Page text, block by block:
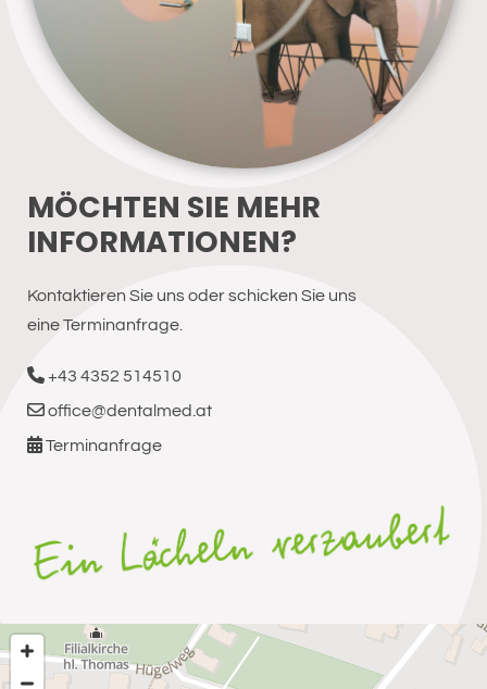
MÖCHTEN SIE MEHR
INFORMATIONEN?
Kontaktieren Sie uns oder schicken Sie uns
eine Terminanfrage.
+43 4352 514510
office@dentalmed.at
Terminanfrage